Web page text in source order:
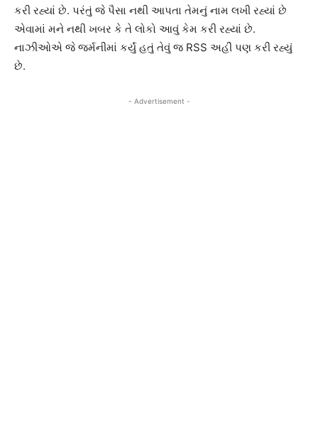
કરી રહ્યાં છે. પરંતું જે પૈસા નથી આપતા તેમનું નામ લખી રહ્યાં છે
એવામાં મને નથી ખબર કે તે લોકો આવું કેમ કરી રહ્યાં છે.
નાઝીઓએ જે જર્મનીમાં કર્યું હતું તેવું જ RSS અહીં પણ કરી રહ્યું
છે.
- Advertisement -